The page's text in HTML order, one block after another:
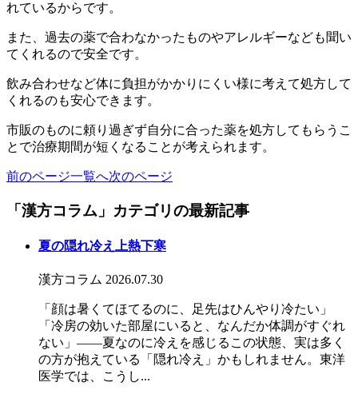
れているからです。
また、過去の薬で合わなかったものやアレルギーなども聞い
てくれるので安全です。
飲み合わせなど体に負担がかかりにくい様に考えて処方して
くれるのも安心できます。
市販のものに頼り過ぎず自分に合った薬を処方してもらうこ
とで治療期間が短くなることが考えられます。
前のページ一覧へ次のページ
「漢方コラム」カテゴリの最新記事
夏の隠れ冷え上熱下寒
漢方コラム 2026.07.30
「顔は暑くてほてるのに、足先はひんやり冷たい」
「冷房の効いた部屋にいると、なんだか体調がすぐれ
ない」――夏なのに冷えを感じるこの状態、実は多く
の方が抱えている「隠れ冷え」かもしれません。東洋
医学では、こうし...